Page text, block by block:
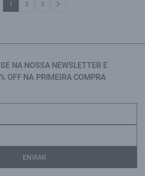
1 2 3
NA NOSSA NEWSLETTER E
OFF NA PRIMEIRA COMPRA
ENVIAR